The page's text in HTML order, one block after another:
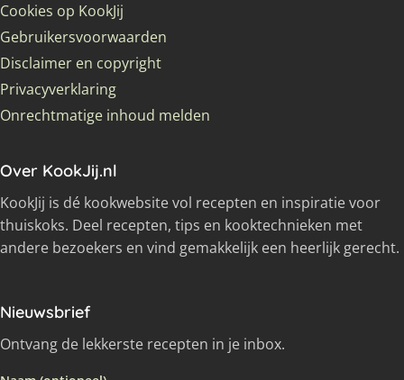
Cookies op KookJij
Gebruikersvoorwaarden
Disclaimer en copyright
Privacyverklaring
Onrechtmatige inhoud melden
Over KookJij.nl
KookJij is dé kookwebsite vol recepten en inspiratie voor
thuiskoks. Deel recepten, tips en kooktechnieken met
andere bezoekers en vind gemakkelijk een heerlijk gerecht.
Nieuwsbrief
Ontvang de lekkerste recepten in je inbox.